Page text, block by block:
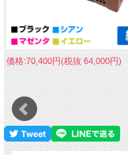
価格:70,400円(税抜 64,000円)